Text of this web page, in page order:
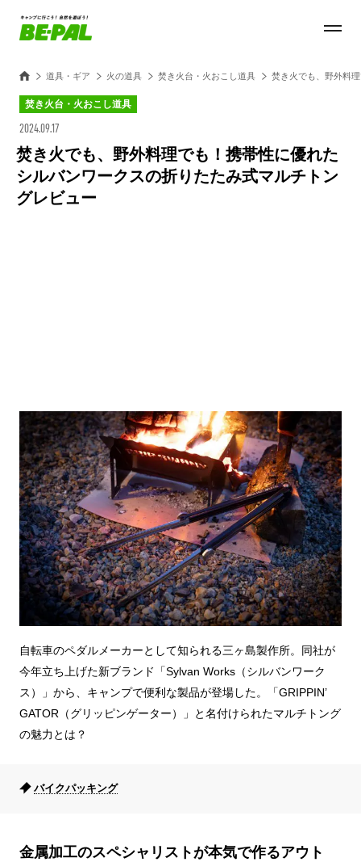
道具・ギア 火の道具 焚き火台・火おこし道具 焚き火でも、野外料
焚き火台・火おこし道具
2024.09.17
焚き火でも、野外料理でも！携帯性に優れた
シルバンワークスの折りたたみ式マルチトン
グレビュー
自転車のペダルメーカーとして知られる三ヶ島製作所。同社が
今年立ち上げた新ブランド「Sylvan Works（シルバンワーク
ス）」から、キャンプで便利な製品が登場した。「GRIPPIN’
GATOR（グリッピンゲーター）」と名付けられたマルチトング
の魅力とは？
バイクパッキング
金属加工のスペシャリストが本気で作るアウト